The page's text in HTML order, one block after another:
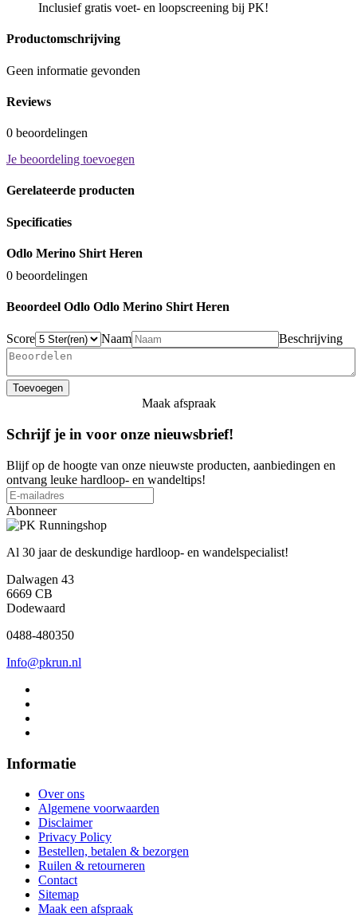
Inclusief gratis voet- en loopscreening bij PK!
Productomschrijving
Geen informatie gevonden
Reviews
0 beoordelingen
Je beoordeling toevoegen
Gerelateerde producten
Specificaties
Odlo Merino Shirt Heren
0 beoordelingen
Beoordeel Odlo Odlo Merino Shirt Heren
Score Naam Beschrijving
Toevoegen
Maak afspraak
Schrijf je in voor onze nieuwsbrief!
Blijf op de hoogte van onze nieuwste producten, aanbiedingen en
ontvang leuke hardloop- en wandeltips!
Abonneer
Al 30 jaar de deskundige hardloop- en wandelspecialist!
Dalwagen 43
6669 CB
Dodewaard
0488-480350
Info@pkrun.nl
Informatie
Over ons
Algemene voorwaarden
Disclaimer
Privacy Policy
Bestellen, betalen & bezorgen
Ruilen & retourneren
Contact
Sitemap
Maak een afspraak